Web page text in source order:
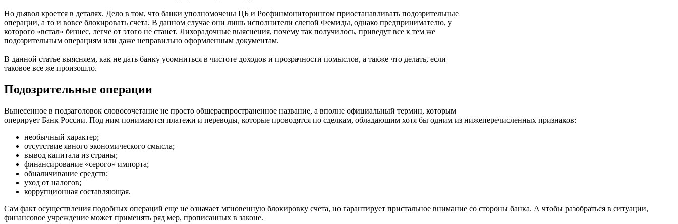
Но дьявол кроется в деталях. Дело в том, что банки уполномочены ЦБ и Росфинмониторингом приостанавливать подозрительные
операции, а то и вовсе блокировать счета. В данном случае они лишь исполнители слепой Фемиды, однако предпринимателю, у
которого «встал» бизнес, легче от этого не станет. Лихорадочные выяснения, почему так получилось, приведут все к тем же
подозрительным операциям или даже неправильно оформленным документам.
В данной статье выясняем, как не дать банку усомниться в чистоте доходов и прозрачности помыслов, а также что делать, если
таковое все же произошло.
Подозрительные операции
Вынесенное в подзаголовок словосочетание не просто общераспространенное название, а вполне официальный термин, которым
оперирует Банк России. Под ним понимаются платежи и переводы, которые проводятся по сделкам, обладающим хотя бы одним из нижеперечисленных признаков:
необычный характер;
отсутствие явного экономического смысла;
вывод капитала из страны;
финансирование «серого» импорта;
обналичивание средств;
уход от налогов;
коррупционная составляющая.
Сам факт осуществления подобных операций еще не означает мгновенную блокировку счета, но гарантирует пристальное внимание со стороны банка. А чтобы разобраться в ситуации,
финансовое учреждение может применять ряд мер, прописанных в законе.